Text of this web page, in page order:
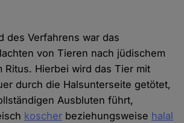
des Verfahrens war das
von Tieren nach jüdischem
Ritus. Hierbei wird das Tier mit
durch die Halsunterseite getötet,
Ausbluten führt,
koscher beziehungsweise halal